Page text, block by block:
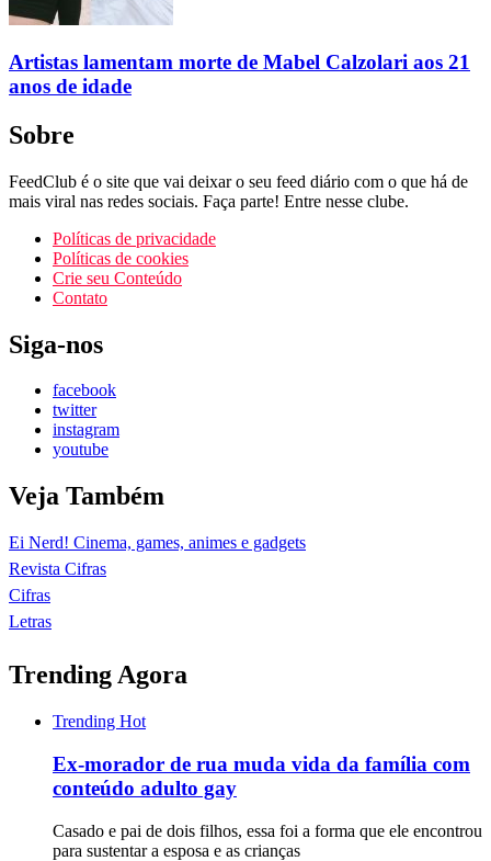
Artistas lamentam morte de Mabel Calzolari aos 21
anos de idade
Sobre
FeedClub é o site que vai deixar o seu feed diário com o que há de
mais viral nas redes sociais. Faça parte! Entre nesse clube.
Políticas de privacidade
Políticas de cookies
Crie seu Conteúdo
Contato
Siga-nos
facebook
twitter
instagram
youtube
Veja Também
Ei Nerd! Cinema, games, animes e gadgets
Revista Cifras
Cifras
Letras
Trending Agora
Trending Hot
Ex-morador de rua muda vida da família com
conteúdo adulto gay
Casado e pai de dois filhos, essa foi a forma que ele encontrou
para sustentar a esposa e as crianças